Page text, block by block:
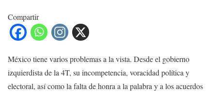
Compartir
México tiene varios problemas a la vista. Desde el gobierno
izquierdista de la 4T, su incompetencia, voracidad política y
electoral, así como la falta de honra a la palabra y a los acuerdos